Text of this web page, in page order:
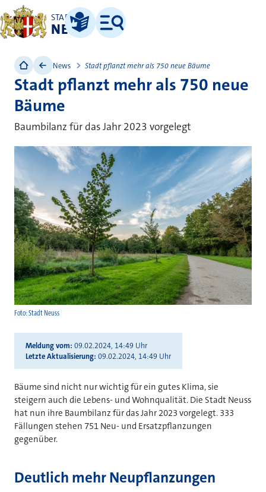
STADT
NEUSS
Leichte Sprache
Menü
Foto: Stadt Neuss
News Stadt pflanzt mehr als 750 neue Bäume
Stadt pflanzt mehr als 750 neue
Bäume
Baumbilanz für das Jahr 2023 vorgelegt
Meldung vom 09.02.2024, 14:49 Uhr
Letzte Aktualisierung 09.02.2024, 14:49 Uhr
Bäume sind nicht nur wichtig für ein gutes Klima, sie
steigern auch die Lebens- und Wohnqualität. Die Stadt Neuss
hat nun ihre Baumbilanz für das Jahr 2023 vorgelegt. 333
Fällungen stehen 751 Neu- und Ersatzpflanzungen
gegenüber.
Deutlich mehr Neupflanzungen